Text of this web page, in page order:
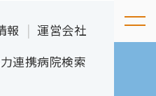
報
運営会社
連携病院検索